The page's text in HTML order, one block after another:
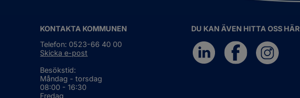
KONTAKTA KOMMUNEN
Telefon: 0523-66 40 00
Skicka e-post
Besökstid:
Måndag - torsdag
08:00 - 16:30
Fredag
DU KAN ÄVEN HITTA OSS HÄR